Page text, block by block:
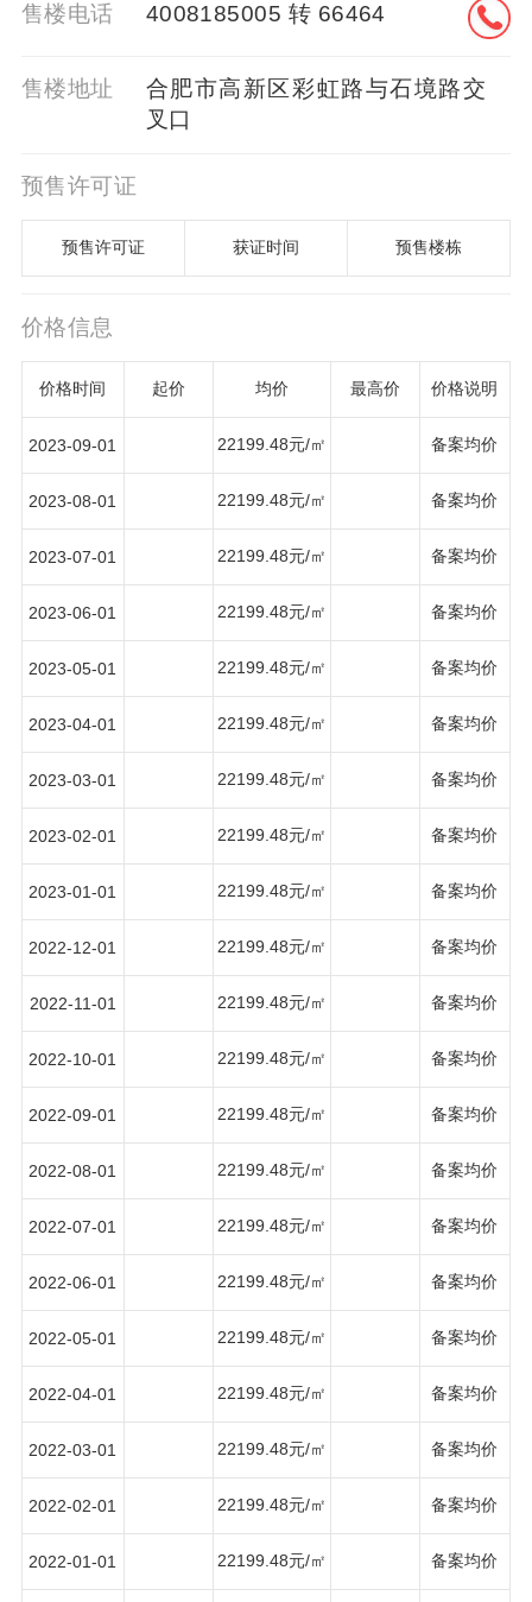
售楼电话 4008185005 转 66464
售楼地址
合肥市高新区彩虹路与石境路交
叉口
预售许可证
预售许可证 获证时间 预售楼栋
价格信息
价格时间 起价 均价 最高价 价格说明
2023-09-01 22199.48元/㎡ 备案均价
2023-08-01 22199.48元/㎡ 备案均价
2023-07-01 22199.48元/㎡ 备案均价
2023-06-01 22199.48元/㎡ 备案均价
2023-05-01 22199.48元/㎡ 备案均价
2023-04-01 22199.48元/㎡ 备案均价
2023-03-01 22199.48元/㎡ 备案均价
2023-02-01 22199.48元/㎡ 备案均价
2023-01-01 22199.48元/㎡ 备案均价
2022-12-01 22199.48元/㎡ 备案均价
2022-11-01 22199.48元/㎡ 备案均价
2022-10-01 22199.48元/㎡ 备案均价
2022-09-01 22199.48元/㎡ 备案均价
2022-08-01 22199.48元/㎡ 备案均价
2022-07-01 22199.48元/㎡ 备案均价
2022-06-01 22199.48元/㎡ 备案均价
2022-05-01 22199.48元/㎡ 备案均价
2022-04-01 22199.48元/㎡ 备案均价
2022-03-01 22199.48元/㎡ 备案均价
2022-02-01 22199.48元/㎡ 备案均价
2022-01-01 22199.48元/㎡ 备案均价